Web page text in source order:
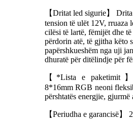
【Dritat led sigurie】
tension të ulët 12V, rruaza
cilësi të lartë, fëmijët dhe
përdorin atë, të gjitha këto
papërshkueshëm nga uji
dhuratë për ditëlindje për
【*Lista e paketimit
8*16mm RGB neoni
përshtatës energjie, gjurmë
【Periudha e garancisë】